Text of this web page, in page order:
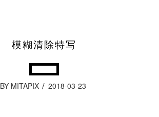
模糊清除特写
BY MITAPIX 2018-03-23